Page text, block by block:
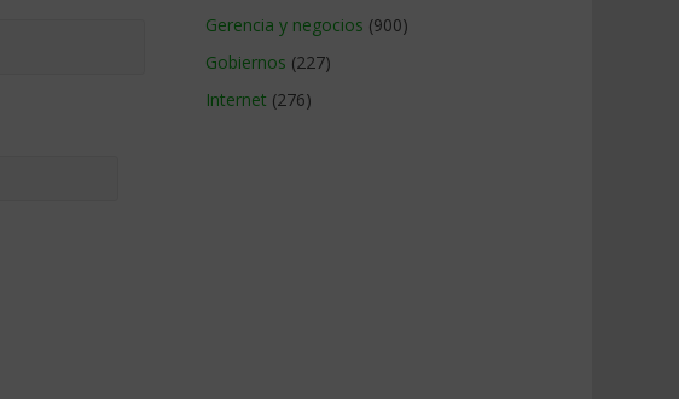
Gerencia y negocios (900)
Gobiernos (227)
Internet (276)